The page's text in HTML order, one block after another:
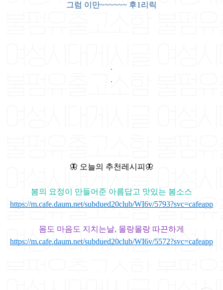
그럼 이만~~~~~~ 후1리릭
.
.
🦋 오늘의 추천레시피🦋
봄의 요정이 만들어준 아름답고 맛있는 봄소스
https://m.cafe.daum.net/subdued20club/WI6v/5793?svc=cafeapp
몸도 마음도 지치는날, 몰랑몰랑 따끈하게
https://m.cafe.daum.net/subdued20club/WI6v/5572?svc=cafeapp